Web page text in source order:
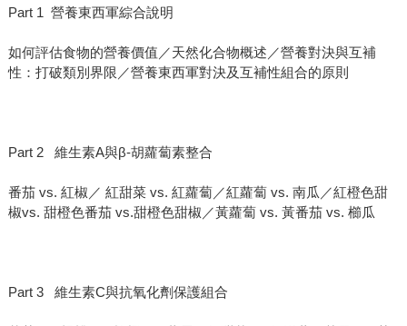
Part 1 營養東西軍綜合說明
如何評估食物的營養價值／天然化合物概述／營養對決與互補
性：打破類別界限／營養東西軍對決及互補性組合的原則
Part 2 維生素A與β-胡蘿蔔素整合
番茄 vs. 紅椒／ 紅甜菜 vs. 紅蘿蔔／紅蘿蔔 vs. 南瓜／紅橙色甜
椒vs. 甜橙色番茄 vs.甜橙色甜椒／黃蘿蔔 vs. 黃番茄 vs. 櫛瓜
Part 3 維生素C與抗氧化劑保護組合